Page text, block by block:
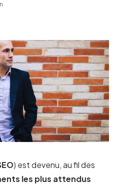
) est devenu, au fil des
les plus attendus